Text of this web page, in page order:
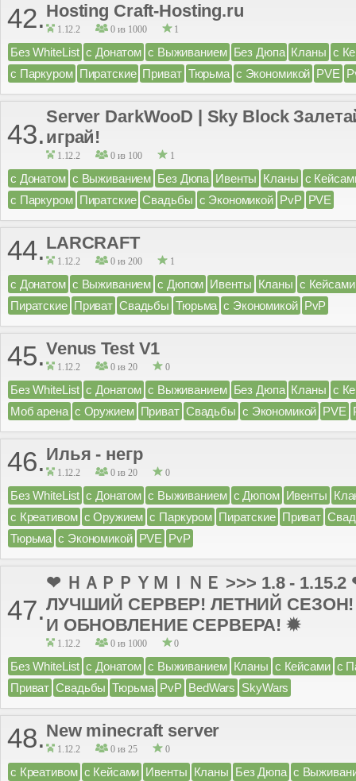
42. Hosting Craft-Hosting.ru
1.12.2 0 из 1000 1
Без WhiteList с Донатом с Выживанием Без Дюпа Кланы с
с Паркуром Пиратские Приват Тюрьма с Экономикой PVE
43.
Server DarkWooD | Sky Block
играй!
1.12.2 0 из 100 1
с Донатом с Выживанием Без Дюпа Ивенты Кланы с
с Паркуром Пиратские Свадьбы с Экономикой PvP PVE
44. LARCRAFT
1.12.2 0 из 200 1
с Донатом с Выживанием с Дюпом Ивенты Кланы с Кейсами
Пиратские Приват Свадьбы Тюрьма с Экономикой PvP
45.Venus Test V1
1.12.2 0 из 20 0
Без WhiteList с Донатом с Выживанием Без Дюпа Кланы с
Моб арена с Оружием Приват Свадьбы с Экономикой PVE
46. Илья - негр
1.12.2 0 из 20 0
Без WhiteList с Донатом с Выживанием с Дюпом Ивенты
с Креативом с Оружием с Паркуром Пиратские Приват
Тюрьма с Экономикой PVE PvP
47.
❤ ＨＡＰＰＹＭＩＮＥ >>> 1.8 -
ЛУЧШИЙ СЕРВЕР! ЛЕТНИЙ
И ОБНОВЛЕНИЕ СЕРВЕРА! ✹
1.12.2 0 из 1000 0
Без WhiteList с Донатом с Выживанием Кланы с Кейсами с
Приват Свадьбы Тюрьма PvP BedWars SkyWars
48. New minecraft server
1.12.2 0 из 25 0
с Креативом с Кейсами Ивенты Кланы Без Дюпа с